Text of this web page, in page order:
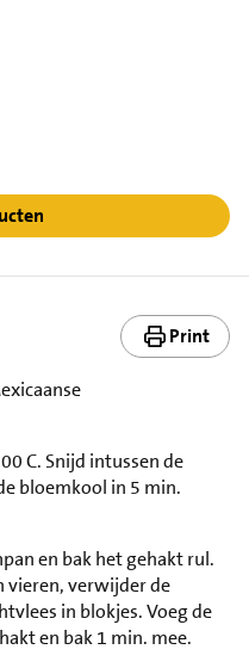
Print
C. Snijd intussen de
bloemkool in 5 min.
en bak het gehakt rul.
vieren, verwijder de
in blokjes. Voeg de
en bak 1 min. mee.